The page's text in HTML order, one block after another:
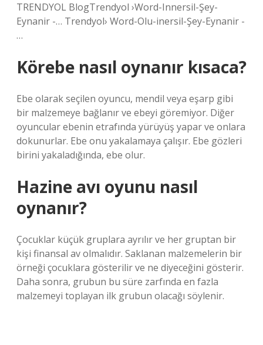
TRENDYOL BlogTrendyol ›Word-Innersil-Şey-
Eynanir -… Trendyol› Word-Olu-inersil-Şey-Eynanir -
…
Körebe nasıl oynanır kısaca?
Ebe olarak seçilen oyuncu, mendil veya eşarp gibi
bir malzemeye bağlanır ve ebeyi göremiyor. Diğer
oyuncular ebenin etrafında yürüyüş yapar ve onlara
dokunurlar. Ebe onu yakalamaya çalışır. Ebe gözleri
birini yakaladığında, ebe olur.
Hazine avı oyunu nasıl
oynanır?
Çocuklar küçük gruplara ayrılır ve her gruptan bir
kişi finansal av olmalıdır. Saklanan malzemelerin bir
örneği çocuklara gösterilir ve ne diyeceğini gösterir.
Daha sonra, grubun bu süre zarfında en fazla
malzemeyi toplayan ilk grubun olacağı söylenir.